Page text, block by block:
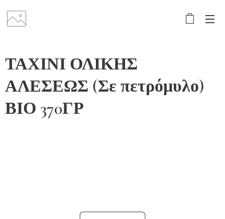
ΤΑΧΙΝΙ ΟΛΙΚΗΣ
ΑΛΕΣΕΩΣ (Σε πετρόμυλο)
ΒΙΟ 370ΓΡ